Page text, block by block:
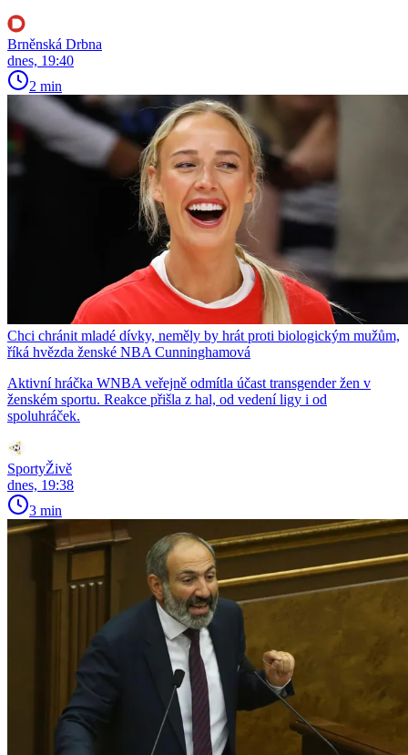
Brněnská Drbna
dnes, 19:40
2 min
Chci chránit mladé dívky, neměly by hrát proti biologickým mužům,
říká hvězda ženské NBA Cunninghamová
Aktivní hráčka WNBA veřejně odmítla účast transgender žen v
ženském sportu. Reakce přišla z hal, od vedení ligy i od
spoluhráček.
SportyŽivě
dnes, 19:38
3 min